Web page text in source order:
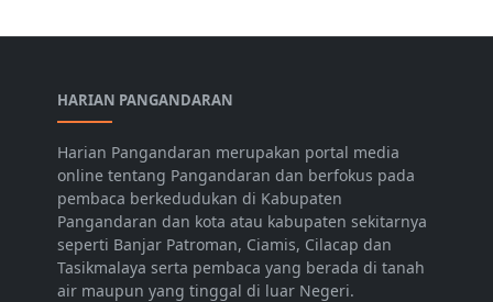
HARIAN PANGANDARAN
Harian Pangandaran merupakan portal media
online tentang Pangandaran dan berfokus pada
pembaca berkedudukan di Kabupaten
Pangandaran dan kota atau kabupaten sekitarnya
seperti Banjar Patroman, Ciamis, Cilacap dan
Tasikmalaya serta pembaca yang berada di tanah
air maupun yang tinggal di luar Negeri.